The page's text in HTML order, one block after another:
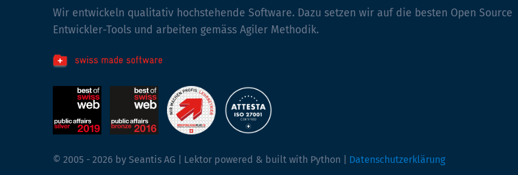
Wir entwickeln qualitativ hochstehende Software. Dazu setzen wir auf die besten Open Source
Entwickler-Tools und arbeiten gemäss Agiler Methodik.
© 2005 - 2026 by Seantis AG | Lektor powered & built with Python | Datenschutzerklärung